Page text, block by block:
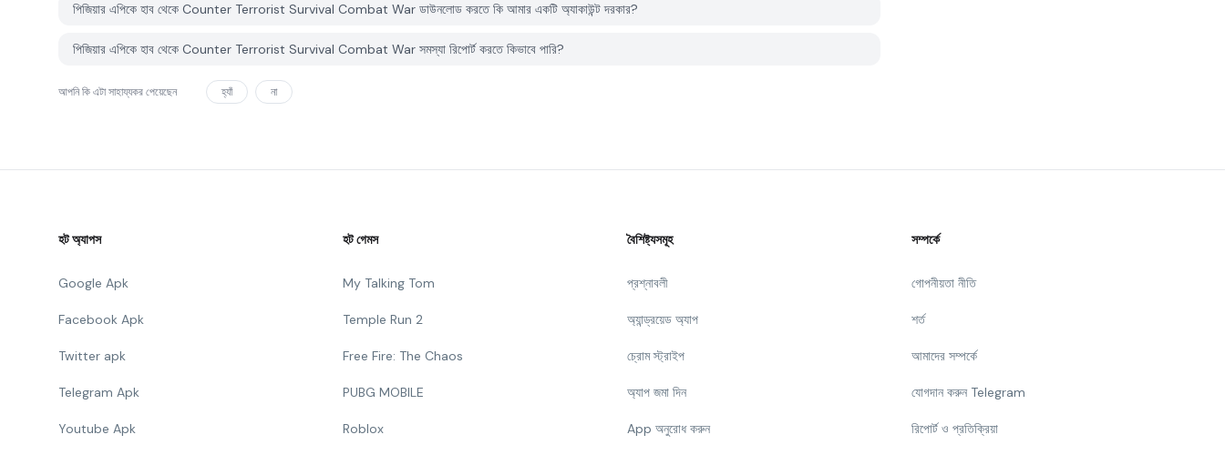
পিজিয়ার এপিকে হাব থেকে Counter Terrorist Survival Combat War ডাউনলোড করতে কি আমার একটি অ্যাকাউন্ট দরকার?
পিজিয়ার এপিকে হাব থেকে Counter Terrorist Survival Combat War সমস্যা রিপোর্ট করতে কিভাবে পারি?
আপনি কি এটা সাহায্যকর পেয়েছেন হ্যাঁ না
হট অ্যাপস
Google Apk
Facebook Apk
Twitter apk
Telegram Apk
Youtube Apk
হট গেমস
My Talking Tom
Temple Run 2
Free Fire: The Chaos
PUBG MOBILE
Roblox
বৈশিষ্ট্যসমূহ
প্রশ্নাবলী
অ্যান্ড্রয়েড অ্যাপ
চ্রোম স্ট্রাইপ
অ্যাপ জমা দিন
App অনুরোধ করুন
সম্পর্কে
গোপনীয়তা নীতি
শর্ত
আমাদের সম্পর্কে
যোগদান করুন Telegram
রিপোর্ট ও প্রতিক্রিয়া